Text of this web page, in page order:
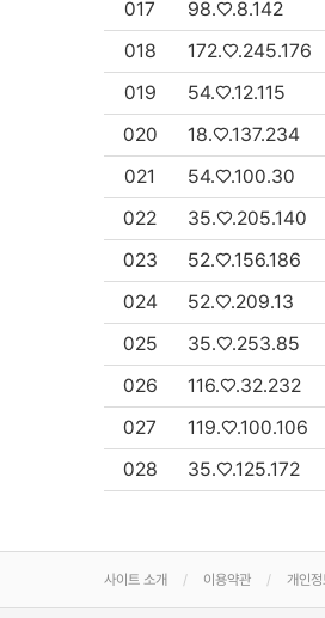
017
98.♡.8.142
018
172.♡.245.176
019
54.♡.12.115
020
18.♡.137.234
021
54.♡.100.30
022
35.♡.205.140
023
52.♡.156.186
024
52.♡.209.13
025
35.♡.253.85
026
116.♡.32.232
027
119.♡.100.106
028
35.♡.125.172
사이트 소개 이용약관 개인